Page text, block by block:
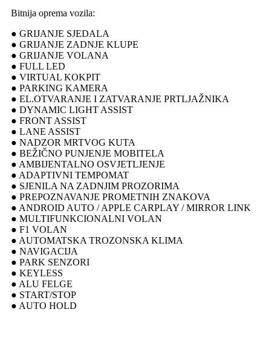
Bitnija oprema vozila:
● GRIJANJE SJEDALA
● GRIJANJE ZADNJE KLUPE
● GRIJANJE VOLANA
● FULL LED
● VIRTUAL KOKPIT
● PARKING KAMERA
● EL.OTVARANJE I ZATVARANJE PRTLJAŽNIKA
● DYNAMIC LIGHT ASSIST
● FRONT ASSIST
● LANE ASSIST
● NADZOR MRTVOG KUTA
● BEŽIČNO PUNJENJE MOBITELA
● AMBIJENTALNO OSVJETLJENJE
● ADAPTIVNI TEMPOMAT
● SJENILA NA ZADNJIM PROZORIMA
● PREPOZNAVANJE PROMETNIH ZNAKOVA
● ANDROID AUTO / APPLE CARPLAY / MIRROR LINK
● MULTIFUNKCIONALNI VOLAN
● F1 VOLAN
● AUTOMATSKA TROZONSKA KLIMA
● NAVIGACIJA
● PARK SENZORI
● KEYLESS
● ALU FELGE
● START/STOP
● AUTO HOLD